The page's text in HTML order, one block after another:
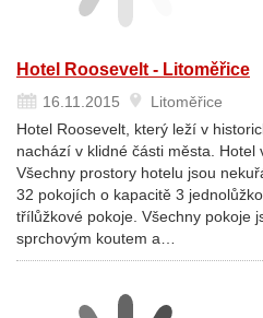
Hotel Roosevelt - Litoměřice
16.11.2015
Litoměřice
Hotel Roosevelt, který leží v
nachází v klidné části města. Hotel
Všechny prostory hotelu jsou
32 pokojích o kapacitě 3
třílůžkové pokoje. Všechny pokoje
sprchovým koutem a…